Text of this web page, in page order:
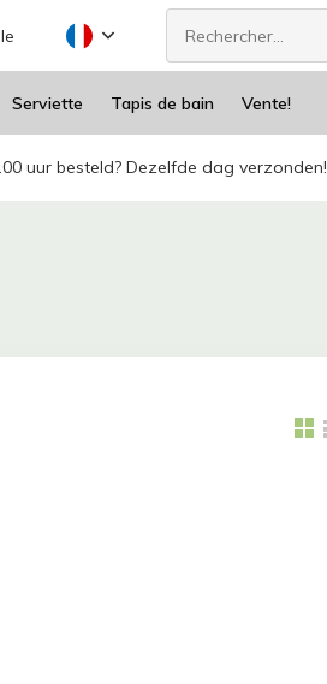
Serviette Tapis de bain Vente!
uur besteld? Dezelfde dag verzonden!